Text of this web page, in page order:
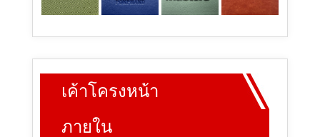
เค้าโครงหน้า
ภายใน